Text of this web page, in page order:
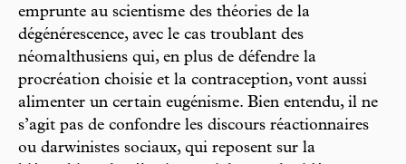
emprunte au scientisme des théories de la
dégénérescence, avec le cas troublant des
néomalthusiens qui, en plus de défendre la
procréation choisie et la contraception, vont aussi
alimenter un certain eugénisme. Bien entendu, il ne
s’agit pas de confondre les discours réactionnaires
ou darwinistes sociaux, qui reposent sur la